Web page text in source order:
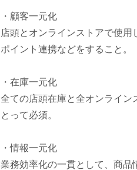
・顧客一元化
店頭とオンラインストアで使用
ポイント連携などをすること。
・在庫一元化
全ての店頭在庫と全オンライン
とって必須。
・情報一元化
業務効率化の一貫として、商品